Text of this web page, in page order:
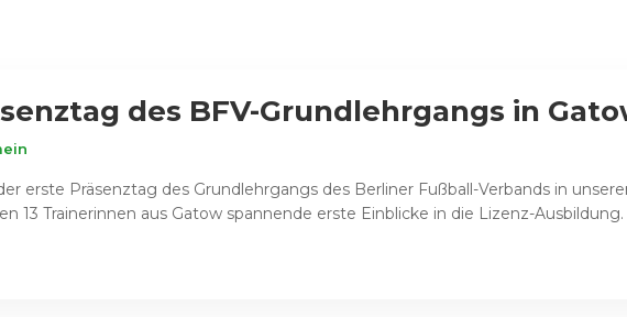
des BFV-Grundlehrgangs in
erste Präsenztag des Grundlehrgangs des Berliner Fußball-Verbands in
13 Trainerinnen aus Gatow spannende erste Einblicke in die Lizenz-Ausbildung.